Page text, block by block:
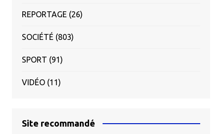
REPORTAGE (26)
SOCIÉTÉ (803)
SPORT (91)
VIDÉO(11)
Site recommandé